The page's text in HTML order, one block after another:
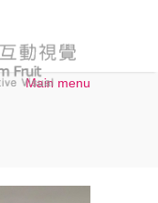
Main menu